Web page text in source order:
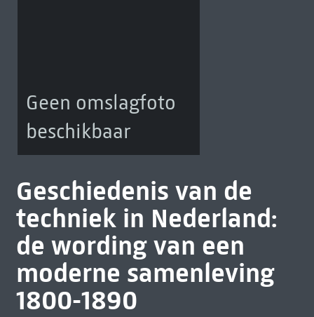
Geen omslagfoto
beschikbaar
Geschiedenis van de
techniek in Nederland:
de wording van een
moderne samenleving
1800-1890